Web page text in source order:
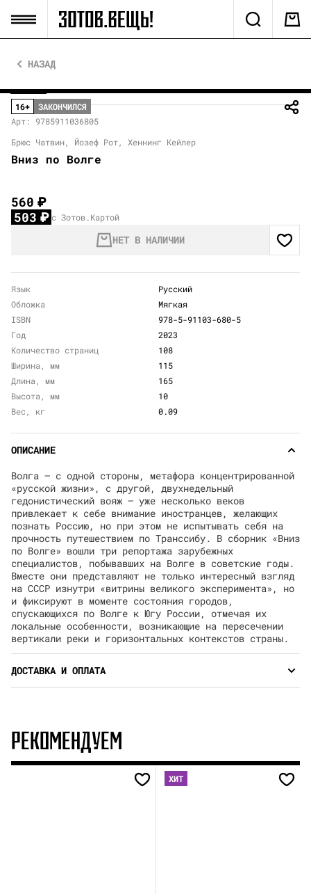
НАЗАД
16+
ЗАКОНЧИЛСЯ
Арт: 9785911036805
Брюс Чатвин, Йозеф Рот, Хеннинг Кейлер
Вниз по Волге
560₽
503₽ с Зотов.Картой
НЕТ В НАЛИЧИИ
Язык
Русский
Обложка
Мягкая
ISBN
978-5-91103-680-5
Год
2023
Количество страниц
108
Ширина, мм
115
Длина, мм
165
Высота, мм
10
Вес, кг
0.09
ОПИСАНИЕ
Волга — с одной стороны, метафора концентрированной
«русской жизни», с другой, двухнедельный
гедонистический вояж — уже несколько веков
привлекает к себе внимание иностранцев, желающих
познать Россию, но при этом не испытывать себя на
прочность путешествием по Транссибу. В сборник «Вниз
по Волге» вошли три репортажа зарубежных
специалистов, побывавших на Волге в советские годы.
Вместе они представляют не только интересный взгляд
на СССР изнутри «витрины великого эксперимента», но
и фиксируют в моменте состояния городов,
спускающихся по Волге к Югу России, отмечая их
локальные особенности, возникающие на пересечении
вертикали реки и горизонтальных контекстов страны.
ДОСТАВКА И ОПЛАТА
РЕКОМЕНДУЕМ
ХИТ